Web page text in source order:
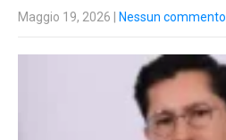
Maggio 19, 2026 Nessun commento